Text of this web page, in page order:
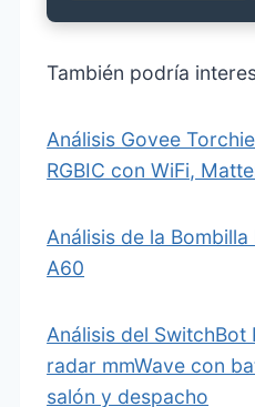
También podría
Análisis Govee
RGBIC con WiFi,
Análisis de la
A60
Análisis del SwitchBot
radar mmWave con
salón y despacho